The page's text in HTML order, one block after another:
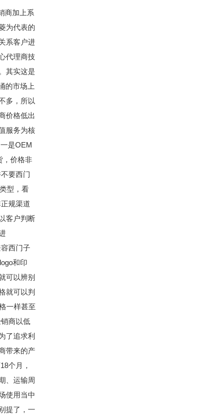
商加上系
为代表的
系客户进
代理商技
其实这是
的市场上
多，所以
价格低出
服务为核
是OEM
，价格非
要西门
型，看
规渠道
客户判断
西门子
和印
可以辨别
就可以判
一样甚至
商以低
了追求利
带来的产
个月，
、运输周
使用当中
提了，一